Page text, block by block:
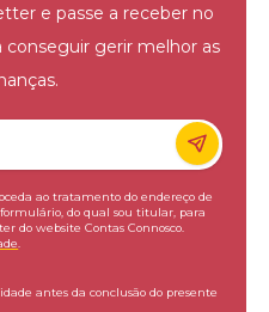
e passe a receber no
conseguir gerir melhor as
ao tratamento do endereço de
do qual sou titular, para
do website Contas Connosco.
antes da conclusão do presente